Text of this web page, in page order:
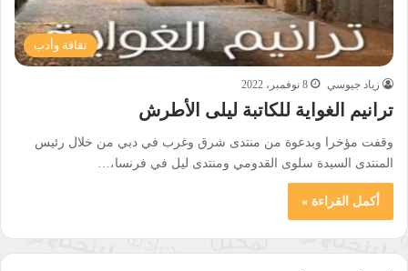
ثقافة وأدب
زياد جيوسي 8 نوفمبر، 2022
ترانيم الغواية للكاتبة ليلى الأطرش
وقفت مؤخرا وبدعوة من منتدى شرق وغرب في دبي من خلال رئيس
المنتدى السيدة سلوى القدومي ومنتدى ليل في فرنسا،…
أكمل القراءة »